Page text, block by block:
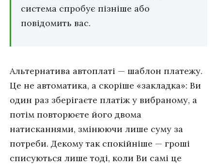
система спробує пізніше або
повідомить вас.
Альтернатива автоплаті — шаблон платежу.
Це не автоматика, а скоріше «закладка»: Ви
один раз зберігаєте платіж у вибраному, а
потім повторюєте його двома
натисканнями, змінюючи лише суму за
потреби. Декому так спокійніше — гроші
списуються лише тоді, коли Ви самі це